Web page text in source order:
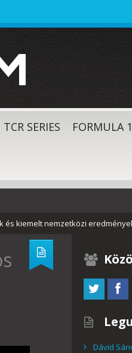
TCR SERIES FORMULA 1
és kiemelt nemzetközi
Dávid